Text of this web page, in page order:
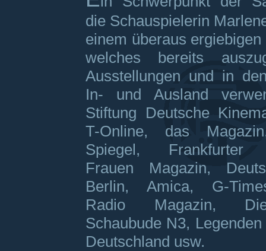
die Schauspielerin
einem überaus
welches bereits
Ausstellungen und in
In- und Ausland
Stiftung Deutsche
T-Online, das
Spiegel, Frankfurter
Frauen Magazin,
Berlin, Amica, G-
Radio Magazin,
Schaubude N3,
Deutschland usw.